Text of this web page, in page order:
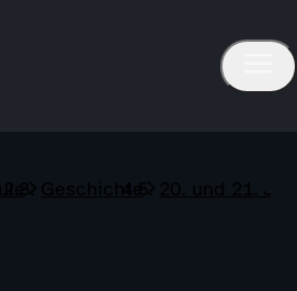
Geschichte 20. und 21.